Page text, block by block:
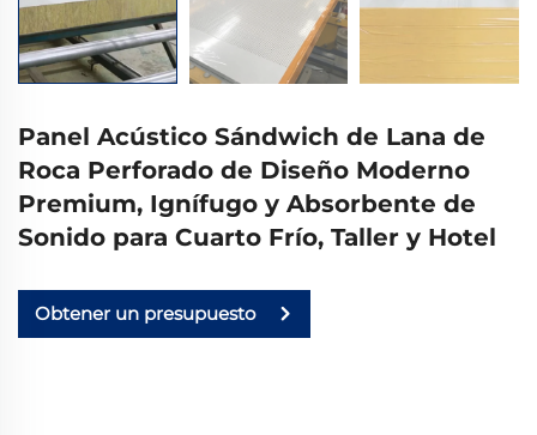
Panel Acústico Sándwich de Lana de
Roca Perforado de Diseño Moderno
Premium, Ignífugo y Absorbente de
Sonido para Cuarto Frío, Taller y Hotel
Obtener un presupuesto